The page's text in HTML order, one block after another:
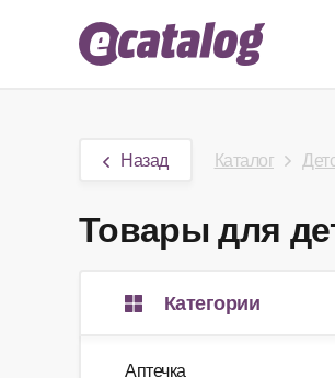
Назад Каталог
Товары для
Категории
Аптечка